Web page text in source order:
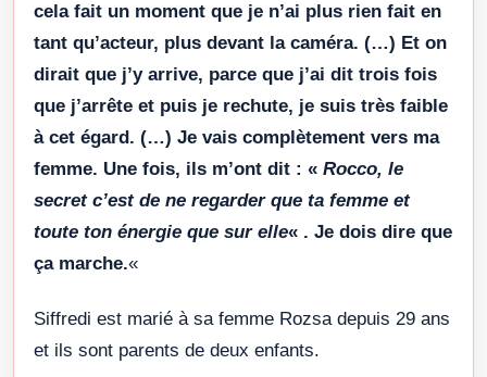
cela fait un moment que je n’ai plus rien fait en
tant qu’acteur, plus devant la caméra. (…) Et on
dirait que j’y arrive, parce que j’ai dit trois fois
que j’arrête et puis je rechute, je suis très faible
à cet égard. (…) Je vais complètement vers ma
femme. Une fois, ils m’ont dit : « Rocco, le
secret c’est de ne regarder que ta femme et
toute ton énergie que sur elle« . Je dois dire que
ça marche.«
Siffredi est marié à sa femme Rozsa depuis 29 ans
et ils sont parents de deux enfants.